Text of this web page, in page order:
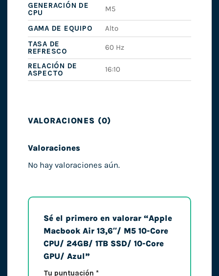
GENERACIÓN DE
CPU
M5
GAMA DE EQUIPO
Alto
TASA DE
REFRESCO
60 Hz
RELACIÓN DE
ASPECTO
16:10
VALORACIONES (0)
Valoraciones
No hay valoraciones aún.
Sé el primero en valorar “Apple
Macbook Air 13,6″/ M5 10-Core
CPU/ 24GB/ 1TB SSD/ 10-Core
GPU/ Azul”
Tu puntuación *